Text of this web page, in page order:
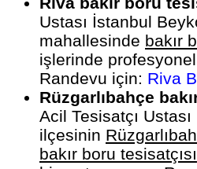
Ustası İstanbul
mahallesinde bakır
işlerinde
Randevu için: Riva
Rüzgarlıbahçe
Acil Tesisatçı
ilçesinin
bakır boru tesisatçısı